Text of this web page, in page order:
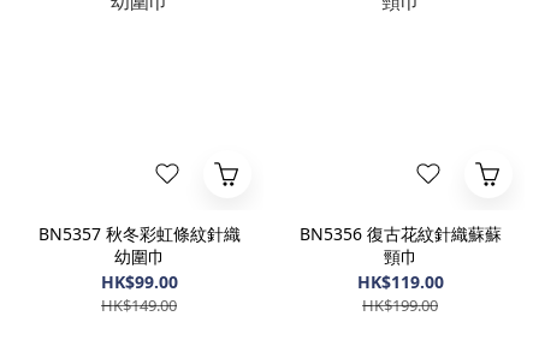
BN5357 秋冬彩虹條紋針織
幼圍巾
HK$99.00
HK$149.00
BN5356 復古花紋針織蘇蘇
頸巾
HK$119.00
HK$199.00